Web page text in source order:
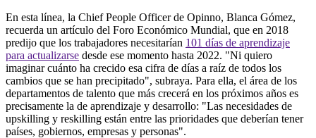
En esta línea, la Chief People Officer de Opinno, Blanca Gómez,
recuerda un artículo del Foro Económico Mundial, que en 2018
predijo que los trabajadores necesitarían 101 días de aprendizaje
para actualizarse desde ese momento hasta 2022. "Ni quiero
imaginar cuánto ha crecido esa cifra de días a raíz de todos los
cambios que se han precipitado", subraya. Para ella, el área de los
departamentos de talento que más crecerá en los próximos años es
precisamente la de aprendizaje y desarrollo: "Las necesidades de
upskilling y reskilling están entre las prioridades que deberían tener
países, gobiernos, empresas y personas".